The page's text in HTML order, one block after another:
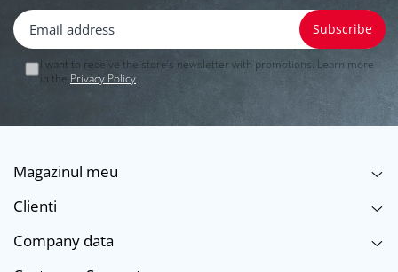
I want to receive the store’s newsletter with promotions. Learn more
in the Privacy Policy.
Magazinul meu
Clienti
Company data